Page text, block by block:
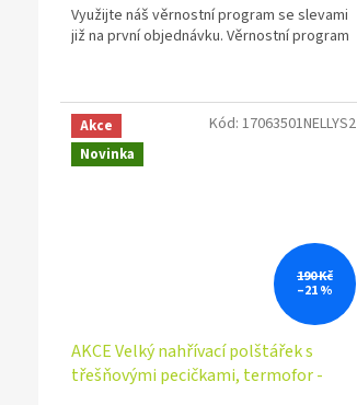
Využijte náš věrnostní program se slevami
již na první objednávku. Věrnostní program
Akce
Novinka
190 Kč
–21 %
AKCE Velký nahřívací polštářek s
třešňovými pecičkami, termofor -
Kód: 17063501NELLYS2